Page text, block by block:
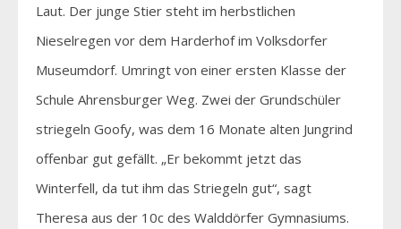
Laut. Der junge Stier steht im herbstlichen
Nieselregen vor dem Harderhof im Volksdorfer
Museumdorf. Umringt von einer ersten Klasse der
Schule Ahrensburger Weg. Zwei der Grundschüler
striegeln Goofy, was dem 16 Monate alten Jungrind
offenbar gut gefällt. „Er bekommt jetzt das
Winterfell, da tut ihm das Striegeln gut“, sagt
Theresa aus der 10c des Walddörfer Gymnasiums.